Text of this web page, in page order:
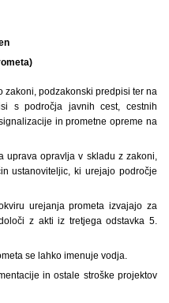
podzakonski predpisi ter na
s področja javnih cest, cestnih
in prometne opreme na
uprava opravlja v skladu z zakoni,
ustanoviteljic, ki urejajo področje
urejanja prometa izvajajo za
z akti iz tretjega odstavka 5.
se lahko imenuje vodja.
in ostale stroške projektov